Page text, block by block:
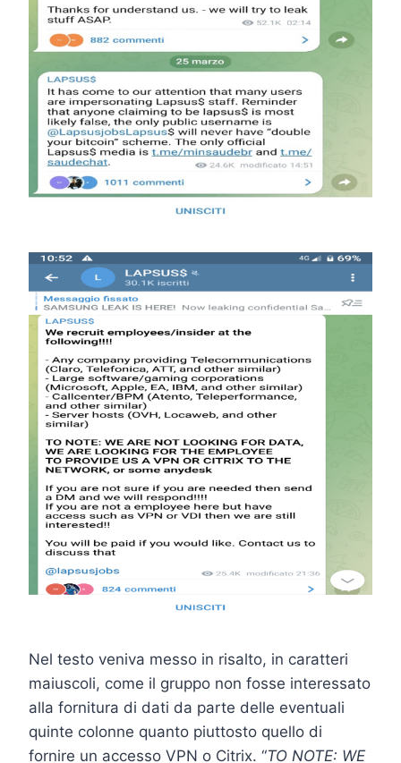
Nel testo veniva messo in risalto, in caratteri
maiuscoli, come il gruppo non fosse interessato
alla fornitura di dati da parte delle eventuali
quinte colonne quanto piuttosto quello di
fornire un accesso VPN o Citrix. “TO NOTE: WE